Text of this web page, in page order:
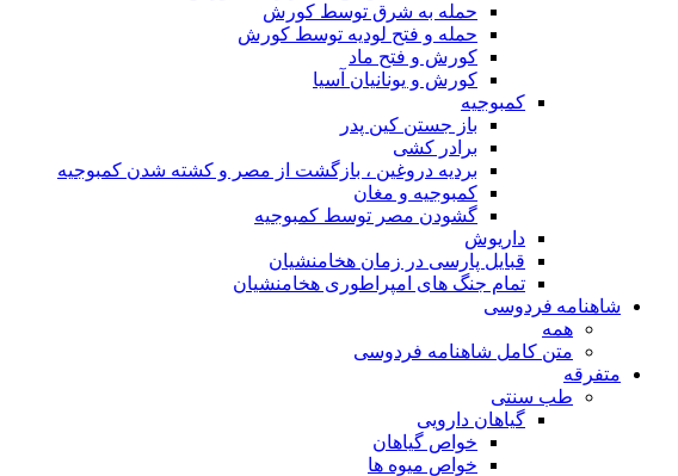
حمله به شرق توسط کورش
حمله و فتح لودیه توسط کورش
کورش و فتح ماد
کورش و یونانیان آسیا
کمبوجیه
باز جستن کین پدر
برادر کشی
بردیه دروغین ، بازگشت از مصر و کشته شدن کمبوجیه
کمبوجیه و مغان
گشودن مصر توسط کمبوجیه
داریوش
قبایل پارسی در زمان هخامنشیان
تمام جنگ های امپراطوری هخامنشیان
شاهنامه فردوسی
همه
متن کامل شاهنامه فردوسی
متفرقه
طب سنتی
گیاهان دارویی
خواص گیاهان
خواص میوه ها